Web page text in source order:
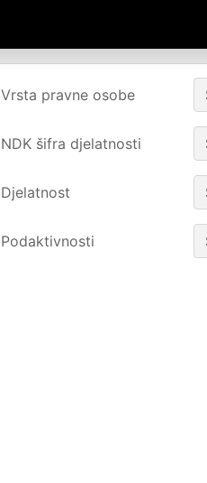
Vrsta pravne osobe
NDK šifra djelatnosti
Djelatnost
Podaktivnosti